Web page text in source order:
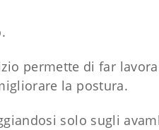
permette di far
la postura.
solo sugli